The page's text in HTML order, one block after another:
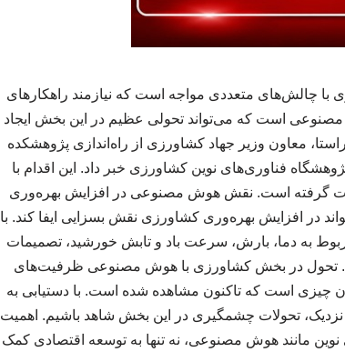
با چالش‌های متعددی مواجه است که نیازمند راهکارهای
مصنوعی است که می‌تواند تحولی عظیم در این بخش ایجاد
معاون وزیر جهاد کشاورزی از راه‌اندازی پژوهشکده
فناوری‌های نوین کشاورزی خبر داد. این اقدام با
گرفته است. نقش هوش مصنوعی در افزایش بهره‌وری
در افزایش بهره‌وری کشاورزی نقش بسزایی ایفا کند. با
مربوط به دما، بارش، سرعت باد و تابش خورشید، تصمیمات
تحول در بخش کشاورزی با هوش مصنوعی ظرفیت‌های
است که تاکنون مشاهده شده است. با دستیابی به
نزدیک، تحولات چشمگیری در این بخش شاهد باشیم. اهمیت
نوین مانند هوش مصنوعی، نه تنها به توسعه اقتصادی کمک